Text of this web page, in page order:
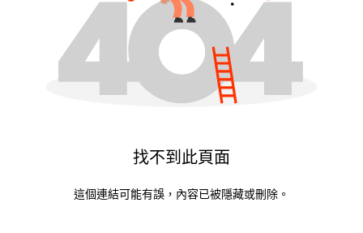
找不到此頁面
這個連結可能有誤，內容已被隱藏或刪除。